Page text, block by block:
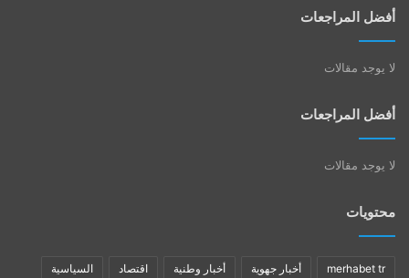
أفضل المراجعات
لا يوجد مقالات
أفضل المراجعات
لا يوجد مقالات
محتويات
merhabet tr أخبار جهوية أخبار وطنية اقتصاد السياسية